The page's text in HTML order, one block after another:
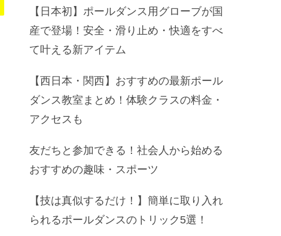
【日本初】ポールダンス用グローブが国
産で登場！安全・滑り止め・快適をすべ
て叶える新アイテム
【西日本・関西】おすすめの最新ポール
ダンス教室まとめ！体験クラスの料金・
アクセスも
友だちと参加できる！社会人から始める
おすすめの趣味・スポーツ
【技は真似するだけ！】簡単に取り入れ
られるポールダンスのトリック5選！